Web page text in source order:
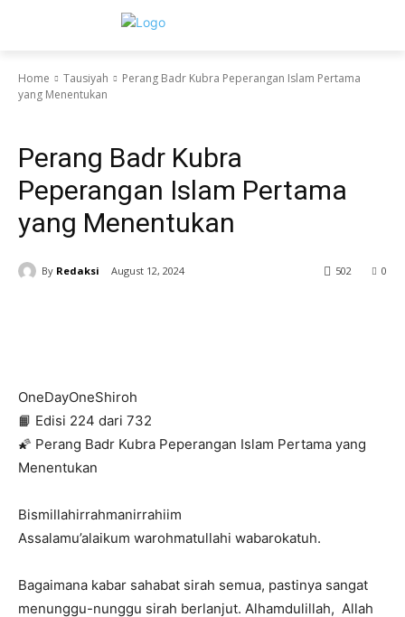
Home Tausiyah
Perang Badr Kubra Peperangan Islam Pertama
yang Menentukan
Perang Badr Kubra
Peperangan Islam Pertama
yang Menentukan
By Redaksi August 12, 2024 0
502
OneDayOneShiroh
📙 Edisi 224 dari 732
🌠 Perang Badr Kubra Peperangan Islam Pertama yang
Menentukan
Bismillahirrahmanirrahiim
Assalamu’alaikum warohmatullahi wabarokatuh.
Bagaimana kabar sahabat sirah semua, pastinya sangat
menunggu-nunggu sirah berlanjut. Alhamdulillah, Allah